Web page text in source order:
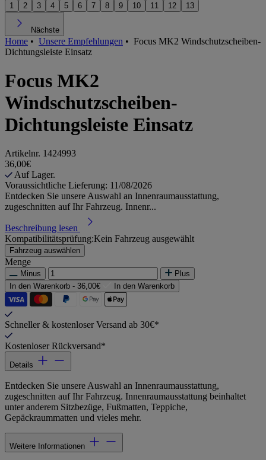
1
2 3 4 5 6 7 8 9 10 11 12 13
Nächste
Home • Unsere Empfehlungen • Focus MK2 Windschutzscheiben-
Dichtungsleiste Einsatz
Focus MK2
Windschutzscheiben-
Dichtungsleiste Einsatz
Artikelnr. 1424993
36,00€
Auf Lager.
Voraussichtliche Lieferung: 11/08/2026
Entdecken Sie unsere Auswahl an Innenraumausstattung,
zugeschnitten auf Ihr Fahrzeug. Innenr...
Beschreibung lesen
Kompatibilitätsprüfung:Kein Fahrzeug ausgewählt
Fahrzeug auswählen
Menge
Minus
Plus
In den Warenkorb - 36,00€ In den Warenkorb
Schneller & kostenloser Versand ab 30€*
Kostenloser Rückversand*
Details
Entdecken Sie unsere Auswahl an Innenraumausstattung,
zugeschnitten auf Ihr Fahrzeug. Innenraumausstattung beinhaltet
unter anderem Sitzbezüge, Fußmatten, Teppiche,
Gepäckraummatten und vieles mehr.
Weitere Informationen